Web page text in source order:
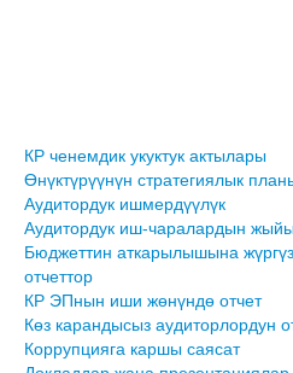
КР ченемдик укуктук актылары
Өнүктүрүүнүн стратегиялык
Аудитордук ишмердүүлүк
Аудитордук иш-чаралардын
Бюджеттин аткарылышына
отчеттор
КР ЭПнын иши жөнүндө отчет
Көз карандысыз аудиторлордун
Коррупцияга каршы саясат